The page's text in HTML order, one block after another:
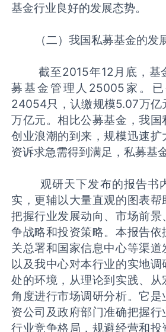
基金行业良好的发展态势。
（二）我国私募基金的发
截至2015年12月底，基
募基金管理人25005家。
24054只，认缴规模5.07万亿
万亿元。相比公募基金，我
创业浪潮的到来，规模迅速扩
资诉求急需得到满足，私募基
观研天下发布的报告书
实，更辅以大量直观的图表
把握行业发展动向、市场前
争战略和投资策略。本报告
关总署和国家信息中心等渠道
以及我中心对本行业的实地
处的环境，从理论到实践、从
角度进行市场调研分析。它是
资公司及政府部门准确把握
行业竞争格局，规避经营和投